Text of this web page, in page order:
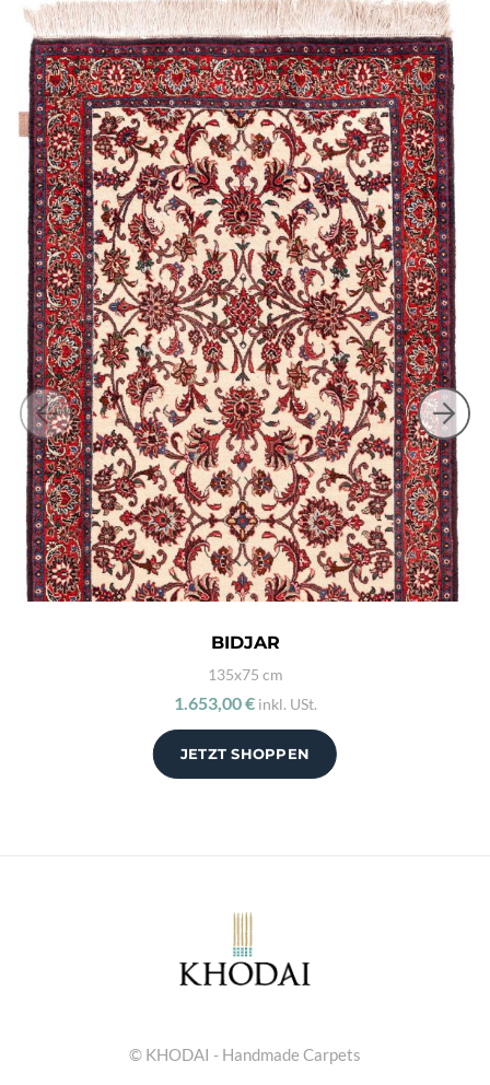
JETZT SHOPPEN
BIDJAR
135x75 cm
1.653,00 € inkl. USt.
© KHODAI - Handmade Carpets